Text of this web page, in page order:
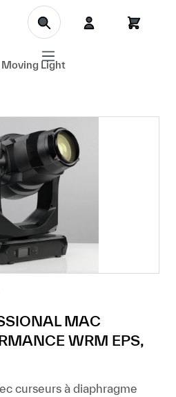
Moving Light
MAC
WRM EPS,
curseurs à diaphragme